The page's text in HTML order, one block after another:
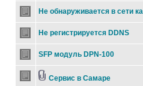
Не обнаруживается в сети
Не регистрируется DDNS
SFP модуль DPN-100
Сервис в Самаре